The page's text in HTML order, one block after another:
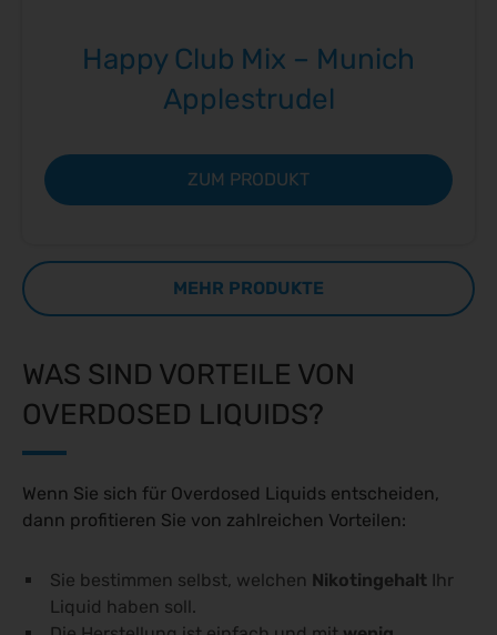
Happy Club Mix – Munich
Applestrudel
ZUM PRODUKT
MEHR PRODUKTE
WAS SIND VORTEILE VON
OVERDOSED LIQUIDS?
Wenn Sie sich für Overdosed Liquids entscheiden,
dann profitieren Sie von zahlreichen Vorteilen:
Sie bestimmen selbst, welchen Nikotingehalt Ihr
Liquid haben soll.